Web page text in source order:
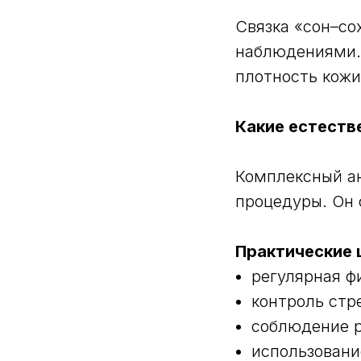
Связка
плотность
Какие
Комплексный
процедуры. Он
Практические
регулярная
контроль
соблюдение